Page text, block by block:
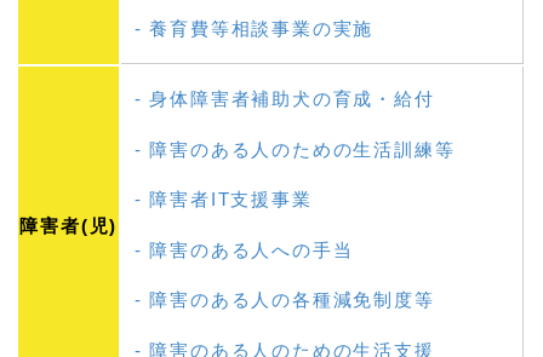
養育費等相談事業の実施
障害者(児)
身体障害者補助犬の育成・給付
障害のある人のための生活訓練等
障害者IT支援事業
障害のある人への手当
障害のある人の各種減免制度等
障害のある人のための生活支援